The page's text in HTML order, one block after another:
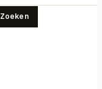
Zoeken